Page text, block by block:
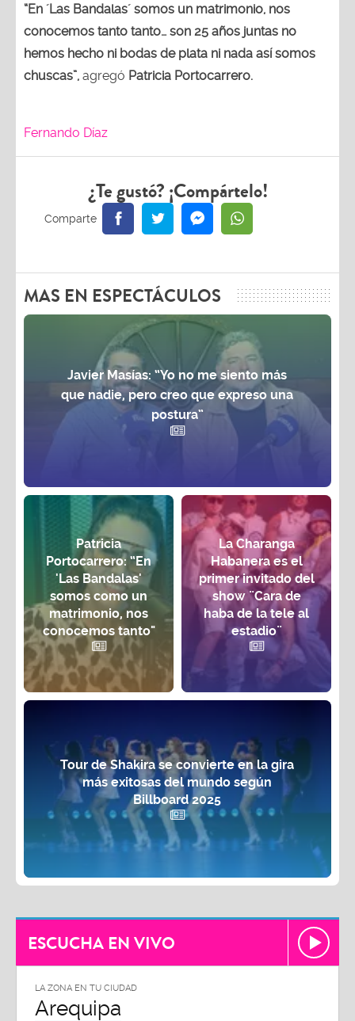
“En ´Las Bandalas´ somos un matrimonio, nos
conocemos tanto tanto… son 25 años juntas no
hemos hecho ni bodas de plata ni nada así somos
chuscas”, agregó Patricia Portocarrero.
Fernando Díaz
¿Te gustó? ¡Compártelo!
MAS EN ESPECTÁCULOS
Javier Masías: “Yo no me siento más
que nadie, pero creo que expreso una
postura”
Patricia
Portocarrero: “En
'Las Bandalas'
somos como un
matrimonio, nos
conocemos tanto"
La Charanga
Habanera es el
primer invitado del
show ¨Cara de
haba de la tele al
estadio¨
Tour de Shakira se convierte en la gira
más exitosas del mundo según
Billboard 2025
ESCUCHA EN VIVO
LA ZONA EN TU CIUDAD
Arequipa